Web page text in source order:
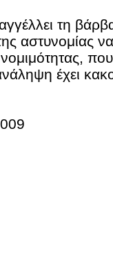
τη
αστυνομίας
έχει
ΤΟ